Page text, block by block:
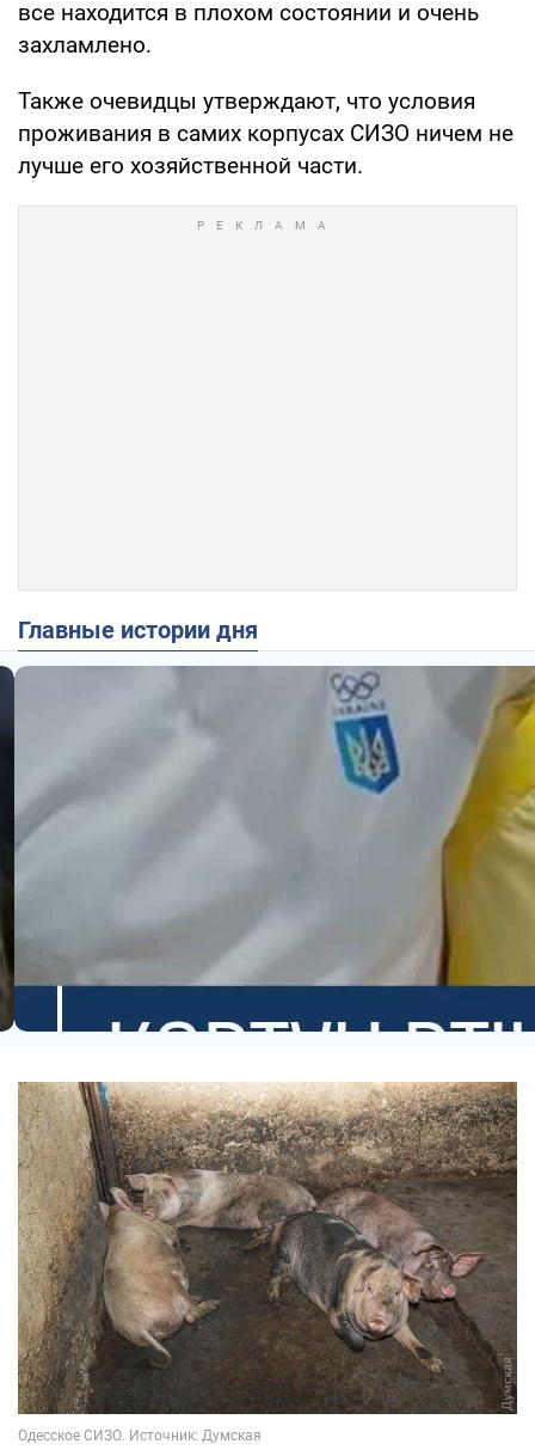
все находится в плохом состоянии и очень
захламлено.
Также очевидцы утверждают, что условия
проживания в самих корпусах СИЗО ничем не
лучше его хозяйственной части.
Главные истории дня